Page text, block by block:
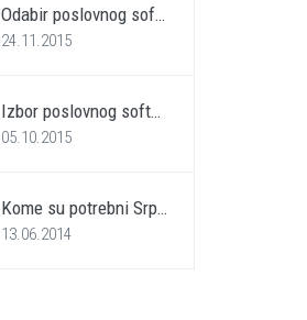
Odabir poslovnog sof…
24.11.2015
Izbor poslovnog soft…
05.10.2015
Kome su potrebni Srp…
13.06.2014